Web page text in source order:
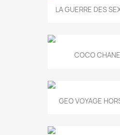
LA GUERRE DES
COCO
GEO VOYAGE